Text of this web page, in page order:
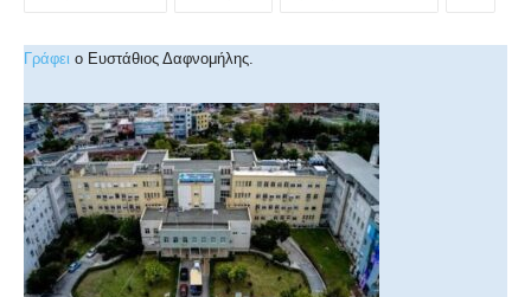
Γράφει ο Ευστάθιος Δαφνομήλης.